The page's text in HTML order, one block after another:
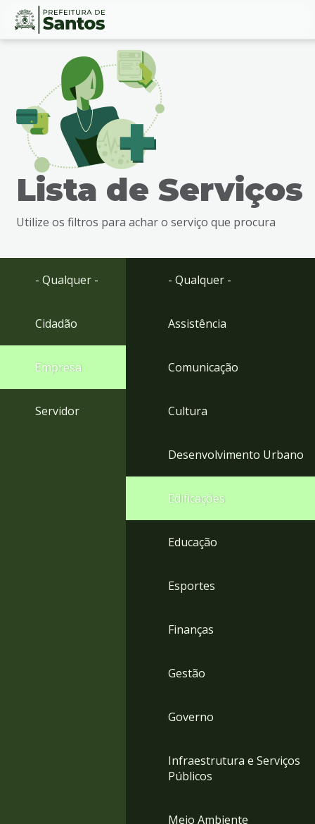
Ir
busca
Ir
Conteúdo
Lista de Serviços
Utilize os filtros para achar o serviço que procura
- Qualquer -
Cidadão
Empresa
Servidor
- Qualquer -
Assistência
Comunicação
Cultura
Desenvolvimento Urbano
Edificações
Educação
Esportes
Finanças
Gestão
Governo
Infraestrutura e Serviços
Públicos
Meio Ambiente